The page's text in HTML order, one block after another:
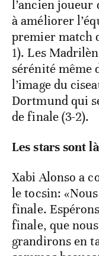
l’ancien joueur
à améliorer
premier match
1). Les
sérénité même
l’image du
Dortmund qui
de finale (3-2).
Les stars sont là
Xabi Alonso a
le tocsin:
finale.
finale, que
grandirons en